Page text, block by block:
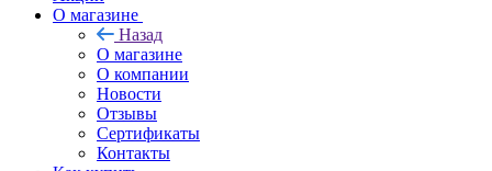
О магазине
Назад
О магазине
О компании
Новости
Отзывы
Сертификаты
Контакты